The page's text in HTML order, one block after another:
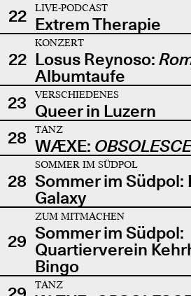
22
LIVE-PODCAST
Extrem Therapie
22
KONZERT
Losus Reynoso:
Albumtaufe
23
VERSCHIEDENES
Queer in Luzern
28
TANZ
WÆXE:
28
SOMMER IM SÜDPOL
Sommer im Südpol:
Galaxy
29
ZUM MITMACHEN
Sommer im Südpol:
Quartierverein
Bingo
TANZ